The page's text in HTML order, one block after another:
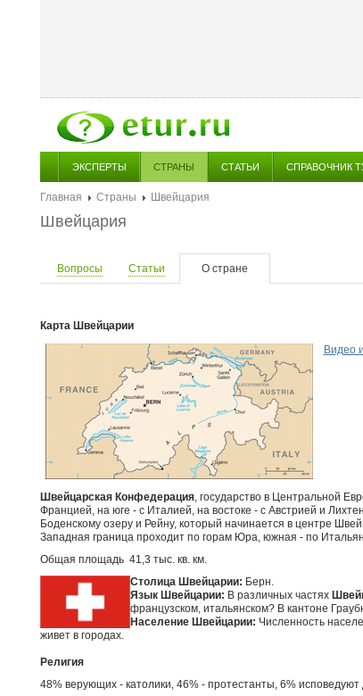
ЭКСПЕРТЫ СТРАНЫ СТАТЬИ СПРАВОЧНИК
Главная Страны
Швейцария
Швейцария
Вопросы Статьи О стране
Карта Швейцарии
Видео
Швейцарская Конфедерация, государство в Центральной
Францией, на юге - с Италией, на востоке - с Австрией и
Боденскому озеру и Рейну, который начинается в центре
Западная граница проходит по горам Юра, южная - по
Общая площадь 41,3 тыс. кв. км.
Столица Швейцарии: Берн.
Язык Швейцарии: В различных частях
французском, итальянском? В кантоне
Население Швейцарии: Численность
живет в городах.
Религия
48% верующих - католики, 46% - протестанты, 6% исповедуют